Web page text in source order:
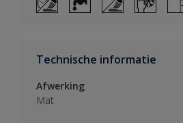
Technische informatie
Afwerking
Mat